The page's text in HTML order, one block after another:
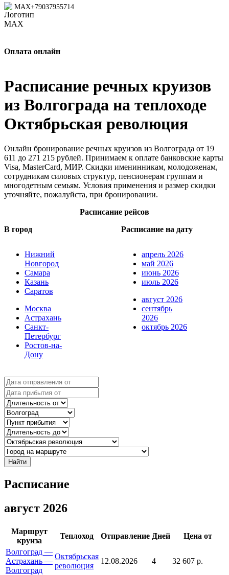
MAX+79037955714
Оплата онлайн
Расписание речных круизов
из Волгограда на теплоходе
Октябрьская революция
Онлайн бронирование речных круизов из Волгограда от 19
611 до 271 215 рублей. Принимаем к оплате банковские карты
Visa, MasterCard, МИР. Скидки именинникам, молодоженам,
сотрудникам силовых структур, пенсионерам группам и
многодетным семьям. Условия применения и размер скидки
уточняйте, пожалуйста, при бронировании.
Расписание рейсов
В город
Расписание на дату
Нижний
Новгород
Самара
Казань
Саратов
Москва
Астрахань
Санкт-
Петербург
Ростов-на-
Дону
апрель 2026
май 2026
июнь 2026
июль 2026
август 2026
сентябрь
2026
октябрь 2026
Найти
Расписание
август 2026
Маршрут
круиза
Теплоход Отправление Дней
Цена от
Волгоград —
Астрахань —
Волгоград
Октябрьская
революция
12.08.2026 4 32 607 р.